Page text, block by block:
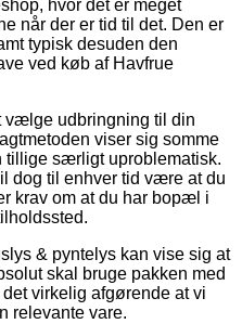
hvor det er meget
når der er tid til det. Den er
typisk desuden den
ved køb af Havfrue
vælge udbringning til din
viser sig somme
tillige særligt uproblematisk.
dog til enhver tid være at du
krav om at du har bopæl i
& pyntelys kan vise sig at
skal bruge pakken med
virkelig afgørende at vi
relevante vare.